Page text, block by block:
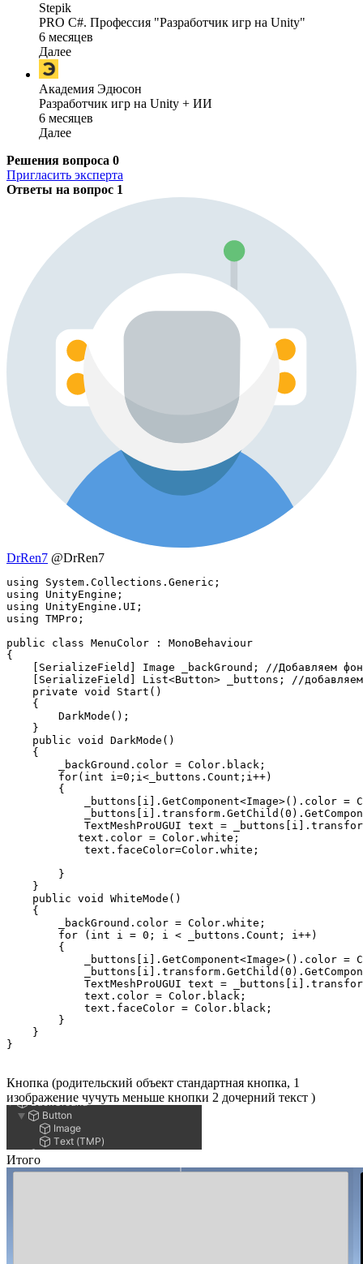
Stepik
PRO C#. Профессия "Разработчик игр на Unity"
6 месяцев
Далее
Академия Эдюсон
Разработчик игр на Unity + ИИ
6 месяцев
Далее
Решения вопроса 0
Пригласить эксперта
Ответы на вопрос 1
DrRen7 @DrRen7
using System.Collections.Generic;
using UnityEngine;
using UnityEngine.UI;
using TMPro;
public class MenuColor : MonoBehaviour
{
[SerializeField] Image _backGround; //Добавляем
[SerializeField] List<Button> _buttons; //
    private void Start()
    {
        DarkMode();
    }
    public void DarkMode()
    {
_backGround.color = Color.black;
        for(int i=0;i<_buttons.Count;i++)
        {
_buttons[i].GetComponent<Image>().color
TextMeshProUGUI text =
           text.color = Color.white;
            text.faceColor=Color.white;
        }
    }
    public void WhiteMode()
    {
        _backGround.color = Color.white;
        for (int i = 0; i < _buttons.Count; i++)
        {
_buttons[i].GetComponent<Image>().color =
TextMeshProUGUI text =
            text.color = Color.black;
            text.faceColor = Color.black;
        }
    }
}
Кнопка (родительский объект стандартная кнопка, 1
изображение чучуть меньше кнопки 2 дочерний текст )
Итого